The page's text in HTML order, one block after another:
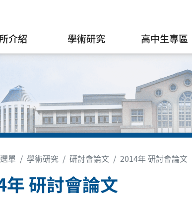
介紹 學術研究 高中生專區
單 學術研究 研討會論文 2014年 研討會論文
研討會論文